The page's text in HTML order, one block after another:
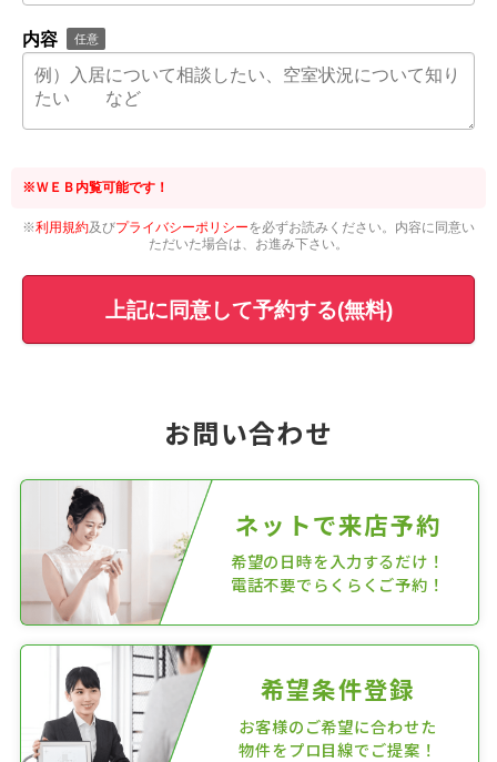
内容 任意
※ＷＥＢ内覧可能です！
※利用規約及びプライバシーポリシーを必ずお読みください。内容に同意い
ただいた場合は、お進み下さい。
上記に同意して予約する(無料)
お問い合わせ
ネットで来店予約
希望の日時を入力するだけ！
電話不要でらくらくご予約！
希望条件登録
お客様のご希望に合わせた
物件をプロ目線でご提案！